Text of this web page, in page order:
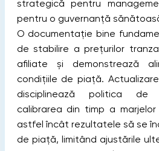
strategică pentru
pentru o guvernanță
O documentație bine
de stabilire a prețurilor
afiliate și demonstrează
condițiile de piață.
disciplinează politica de
calibrarea din timp a
astfel încât rezultatele să se
de piață, limitând ajustările